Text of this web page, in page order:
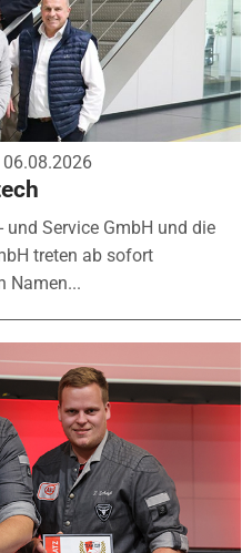
06.08.2026
und Service GmbH und die
treten ab sofort
Namen...